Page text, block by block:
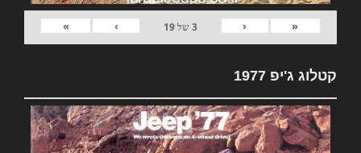
«
‹
3של19
›
»
קטלוג ג'יפ 1977